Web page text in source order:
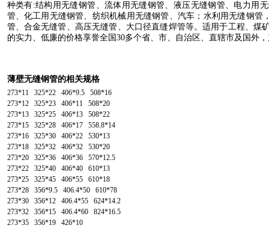
种类有:结构用无缝钢管、流体用无缝钢管、液压无缝钢管、电力用
管、化工用无缝钢管、纺织机械用无缝钢管、汽车；水利用无缝钢
管、合金无缝管、高压无缝管、大口径直缝焊管等。适用于工程、煤
的实力、低廉的价格享誉全国 30多个省、市、自治区、直辖市及国外
薄壁无缝钢管的相关规格
273*11 325*22 406*9.5 508*16
273*12 325*23 406*11 508*20
273*13 325*25 406*13 508*22
273*15 325*28 406*17 558.8*14
273*16 325*30 406*22 530*13
273*18 325*32 406*32 530*20
273*20 325*36 406*36 570*12.5
273*22 325*40 406*40 610*13
273*25 325*45 406*55 610*18
273*28 356*9.5 406.4*50 610*78
273*30 356*12 406.4*55 624*14.2
273*32 356*15 406.4*60 824*16.5
273*35 356*19 426*10